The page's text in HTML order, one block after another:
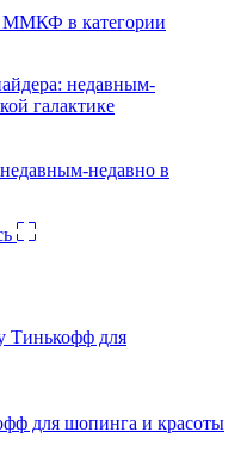
ММКФ в категории
недавно в
для шопинга и красоты